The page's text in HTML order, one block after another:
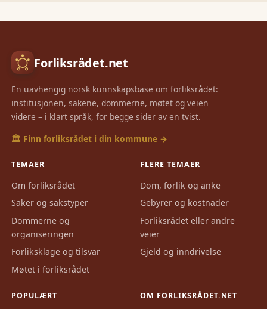
Forliksrådet.net
En uavhengig norsk kunnskapsbase om forliksrådet:
institusjonen, sakene, dommerne, møtet og veien
videre – i klart språk, for begge sider av en tvist.
🏛️ Finn forliksrådet i din kommune →
TEMAER
Om forliksrådet
Saker og sakstyper
Dommerne og
organiseringen
Forliksklage og tilsvar
Møtet i forliksrådet
FLERE TEMAER
Dom, forlik og anke
Gebyrer og kostnader
Forliksrådet eller andre
veier
Gjeld og inndrivelse
POPULÆRT OM FORLIKSRÅDET.NET